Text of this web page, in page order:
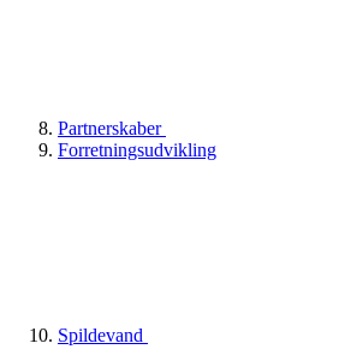
Partnerskaber
Forretningsudvikling
Spildevand